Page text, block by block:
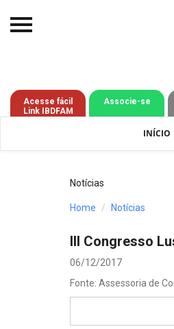
Acesse fácil
Link IBDFAM
Associe-se
INÍCIO
O IBDFAM
Notícias
Jurisprudência
Processos - IBDFAM
Notícias
Home Notícias
III Congresso
06/12/2017
Fonte: Assessoria de